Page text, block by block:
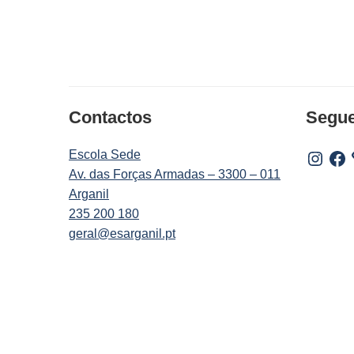
Contactos
Escola Sede
Av. das Forças Armadas – 3300 – 011
Arganil
235 200 180
geral@esarganil.pt